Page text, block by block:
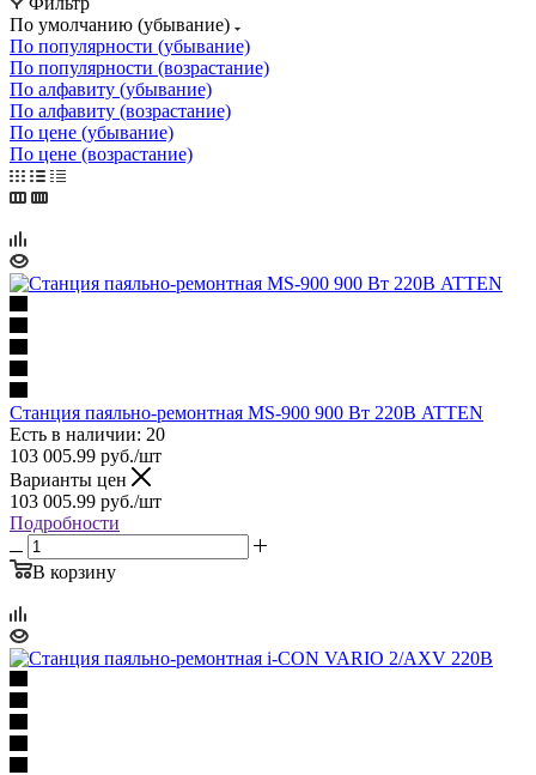
По умолчанию (убывание)
По популярности (убывание)
По популярности (возрастание)
По алфавиту (убывание)
По алфавиту (возрастание)
По цене (убывание)
По цене (возрастание)
Станция паяльно-ремонтная MS-900 900 Вт 220В ATTEN
Есть в наличии: 20
103 005.99 руб./шт
Варианты цен
103 005.99 руб./шт
Подробности
В корзину